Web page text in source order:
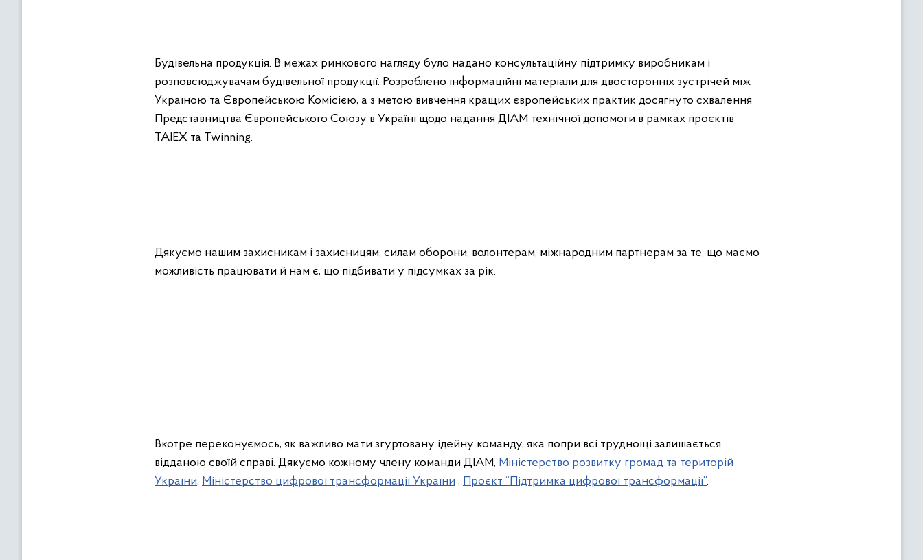
Будівельна продукція. В межах ринкового нагляду було надано консультаційну підтримку виробникам і
розповсюджувачам будівельної продукції. Розроблено інформаційні матеріали для двосторонніх зустрічей між
Україною та Європейською Комісією, а з метою вивчення кращих європейських практик досягнуто схвалення
Представництва Європейського Союзу в Україні щодо надання ДІАМ технічної допомоги в рамках проєктів
TAIEX та Twinning.
Дякуємо нашим захисникам і захисницям, силам оборони, волонтерам, міжнародним партнерам за те, що маємо
можливість працювати й нам є, що підбивати у підсумках за рік.
Вкотре переконуємось, як важливо мати згуртовану ідейну команду, яка попри всі труднощі залишається
відданою своїй справі. Дякуємо кожному члену команди ДІАМ, Міністерство розвитку громад та територій
України, Міністерство цифрової трансформації України , Проєкт “Підтримка цифрової трансформації”.